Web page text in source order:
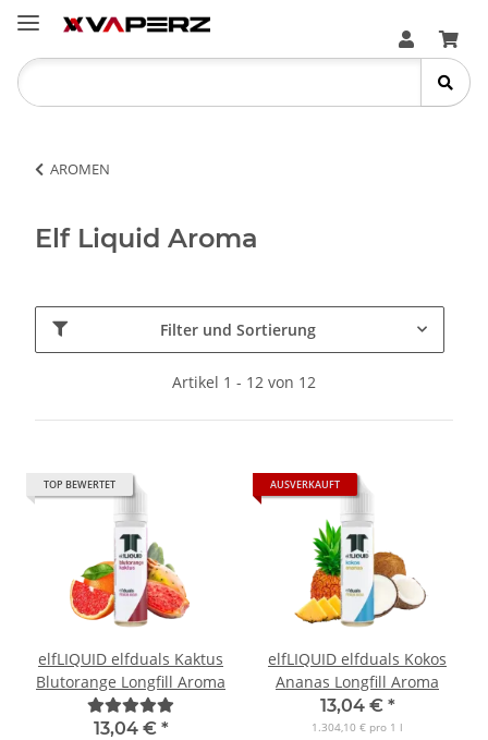
AROMEN
Elf Liquid Aroma
Filter und Sortierung
Artikel 1 - 12 von 12
TOP BEWERTET
elfLIQUID elfduals Kaktus
Blutorange Longfill Aroma
13,04 € *
AUSVERKAUFT
elfLIQUID elfduals Kokos
Ananas Longfill Aroma
13,04 € *
1.304,10 € pro 1 l